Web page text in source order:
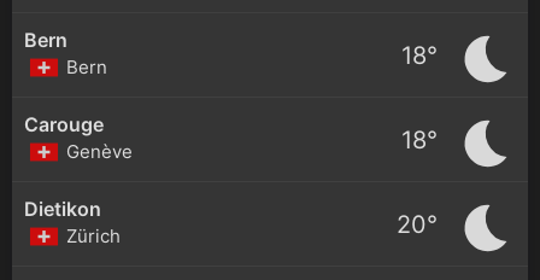
Bern
Bern 18°
Carouge
Genève 18°
Dietikon
Zürich 20°